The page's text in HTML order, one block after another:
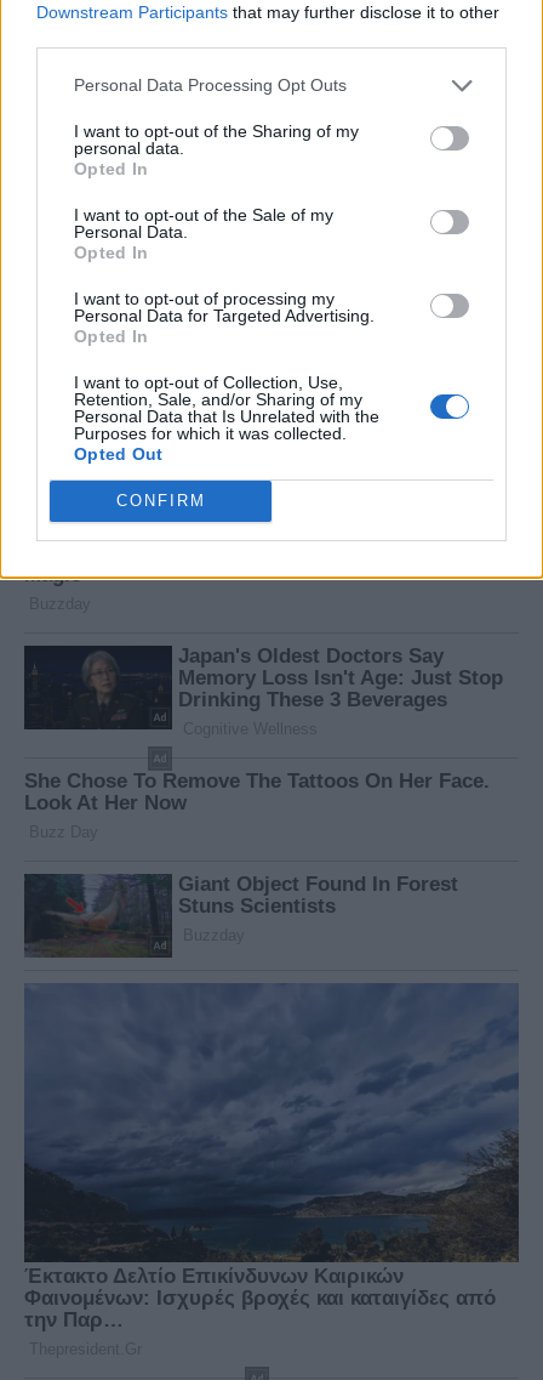
Downstream Participants that may further disclose it to other
Personal Data Processing Opt Outs
I want to opt-out of the Sharing of my
personal data.
Opted In
I want to opt-out of the Sale of my
Personal Data.
Opted In
I want to opt-out of processing my
Personal Data for Targeted Advertising.
Opted In
I want to opt-out of Collection, Use,
Retention, Sale, and/or Sharing of my
Personal Data that Is Unrelated with the
Purposes for which it was collected.
Opted Out
CONFIRM